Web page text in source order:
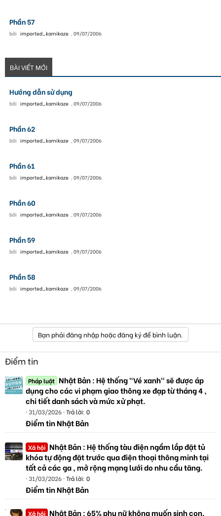
Phần 57
bởi imported_kamikaze ,09/07/2006
BÀI VIẾT MỚI
Hướng dẫn sử dụng
bởi imported_kamikaze ,09/07/2006
Phần 62
bởi imported_kamikaze ,09/07/2006
Phần 61
bởi imported_kamikaze ,09/07/2006
Phần 60
bởi imported_kamikaze ,09/07/2006
Phần 59
bởi imported_kamikaze ,09/07/2006
Phần 58
bởi imported_kamikaze ,09/07/2006
Bạn phải đăng nhập hoặc đăng ký để bình luận.
Điểm tin
Pháp luật Nhật Bản : Hệ thống "Vé xanh" sẽ được áp
dụng cho các vi phạm giao thông xe đạp từ tháng 4 ,
chi tiết danh sách và mức xử phạt.
31/03/2026 Trả lời: 0
Điểm tin Nhật Bản
Xã hội Nhật Bản : Hệ thống tàu điện ngầm lắp đặt tủ
khóa tự động đặt trước qua điện thoại thông minh tại
tất cả các ga , mở rộng mạng lưới do nhu cầu tăng.
31/03/2026 Trả lời: 0
Điểm tin Nhật Bản
Xã hội Nhật Bản : 65% phụ nữ không muốn sinh con,